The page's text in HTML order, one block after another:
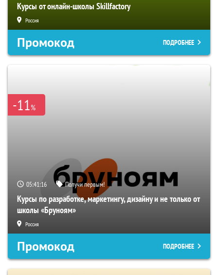
Курсы от онлайн-школы Skillfactory
Россия
Промокод ПОДРОБНЕЕ
-11%
05:41:15 Получи первым!
Курсы по разработке, маркетингу, дизайну и не только от
школы «Бруноям»
Россия
Промокод ПОДРОБНЕЕ